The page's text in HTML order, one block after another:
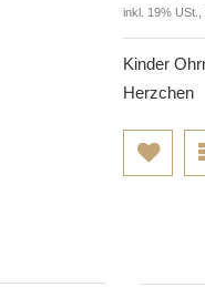
inkl. 19% USt.,
Kinder
Herzchen